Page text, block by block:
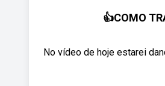
👍COMO
No vídeo de hoje estarei